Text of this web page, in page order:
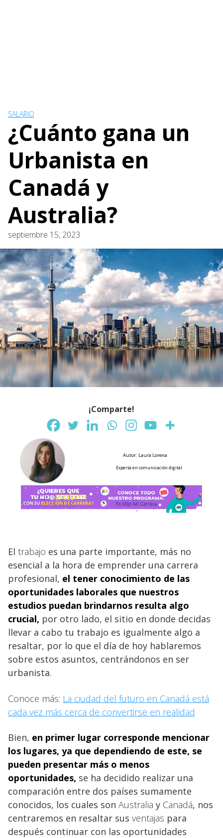
SALARIO
¿Cuánto gana un
Urbanista en
Canadá y
Australia?
septiembre 15, 2023
¡Comparte!
Autor: Laura Lorena
Experta en comunicación digital
El trabajo es una parte importante, más no
esencial a la hora de emprender una carrera
profesional, el tener conocimiento de las
oportunidades laborales que nuestros
estudios puedan brindarnos resulta algo
crucial, por otro lado, el sitio en donde decidas
llevar a cabo tu trabajo es igualmente algo a
resaltar, por lo que el día de hoy hablaremos
sobre estos asuntos, centrándonos en ser
urbanista.
Conoce más: La ciudad del futuro en Canadá está
cada vez más cerca de convertirse en realidad
Bien, en primer lugar corresponde mencionar
los lugares, ya que dependiendo de este, se
pueden presentar más o menos
oportunidades, se ha decidido realizar una
comparación entre dos países sumamente
conocidos, los cuales son Australia y Canadá, nos
centraremos en resaltar sus ventajas para
después continuar con las oportunidades